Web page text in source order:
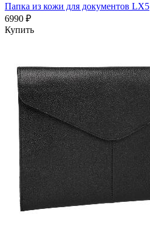
Папка из кожи для документов LX5
6990 ₽
Купить